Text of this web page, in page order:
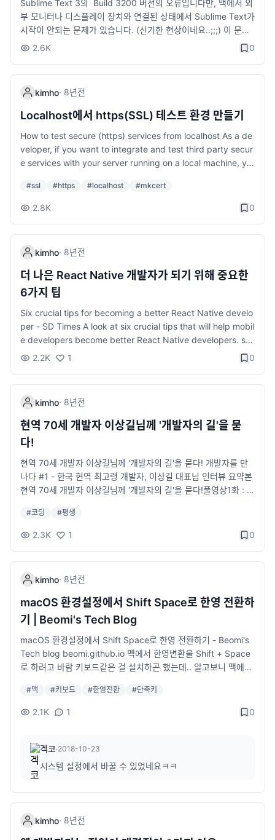
요청해보세요. 10. 사이버 보안: 안전한 코드는 기본 요즘 해킹 뉴
스 많이 보셨죠? 보안은 개발자라면 꼭 알아야 할 기본 소양이에
요. SQL 인젝션, XSS 같은 보안 위협을 이해하고 예방하는 방법
을 배우세요. JWT는 사용자가 로그인할 때 인증 정보를 서버 대신
자주 나오는 개념이라 알아두면 큰 도움이 됩니다. 해볼 만한 보안
프로젝트 Node.js로 JWT 인증 시스템을 만들어보세요. 로그인,
토큰 발급, 검증 기능을 추가해보세요. 결론 기술 트렌드는 빠르게
변하고 있지만, 중요한 건 꾸준히 배우고 적용해보는 거예요. 한 번
요. 기술을 익히는 즐거움은 해본 사람만 아는 법이니까요. 지금 바
로 시작해보세요!
수정할 수 있는 소프트웨어를 뜻해요. 대표적인 예로는 리눅스, 워
드프레스, 그리고 OpenAI의 GPT 모델 등이 있어요. 오픈소스를
활용한 성공 사례 스타트업: 초기 비용을 줄이기 위해 오픈소스를
활용. 커뮤니티: 개발자 커뮤니티는 오픈소스에 호의적이기 때문
도를 높임. 마케터가 홍보한다면? "우리 서비스는 최신 오픈소스
기술을 사용해 빠르고 유연한 솔루션을 제공합니다." 그래서 마케
터도 개발 트렌드를 이해하면 업무에 큰 도움이 됩니다. API, 클라
니스에서 중요한 요소예요. 이러한 개념을 알면 홍보 메시지를 더
정확하고 효과적으로 전달할 수 있어요. 요컨대, 개발 트렌드는 단
순한 기술 이상의 의미를 가집니다. 이를 적절히 활용하면 마케팅
과 마케팅은 함께 성장할 때 더 큰 성과를 낼 수 있습니다!
Sublime Text 3의 Build 3200 버전의 오류입니다만, 맥에서 외
부 모니터나 디스플레이 장치와 연결된 상태에서 Sublime Text가
시작이 안되는 문제가 있습니다. (신기한 현상이네요..;;;) 이 문제
를 해결하려면 Sublime Text의 gpu_window_buffer 설정 값을
rences.sublime-settings 라는 파일을 만듭니다. /Users/[맥사
용자계정]/Library/Application Support/Sublime Text 3/Pac
kages/User/Preferences.sublime-settings 그런 다음 아래와
같이 설정을 추가합니다. { "gpu_window_buffer": false, } 혹은,
이미 설정 파일에 다른 설정들이 있다면 아래와 같이 하단쯤에 gp
u_window_buffer를 추가합니다. { "auto_complete_triggers":
[ { "characters": ".", "selector": "source.js" } ], "color_sche
e": 16, "ignored_packages": [ "ConvertToUTF8", "Javascri
pt", "Vintage" ], "gpu_window_buffer": false, } 파일을 저장
니다.
2.6K 0
kimho· 8년전
Localhost에서 https(SSL) 테스트 환경 만들기
How to test secure (https) services from localhost As a de
veloper, if you want to integrate and test third party secur
e services with your server running on a local machine, yo
환경 구축하려고 이거저거 시도해봤는데 이 방법이 제일 잘 되는
것 같네요^^ mkcert라는 툴을 이용해서 구축하는 방법입니다.
#ssl #https #localhost #mkcert
2.8K 0
kimho· 8년전
더 나은 React Native 개발자가 되기 위해 중요한
6가지 팁
Six crucial tips for becoming a better React Native develo
per - SD Times A look at six crucial tips that will help mobil
e developers become better React Native developers. sdt
imes.com 뭐 대략 이런 내용인 것 같습니다. (React Native로
라. React Native 버전 업그레이드를 주의해서 잘 해라. 성능향상
을 위한다면 이미지나 리소스 파일에 신경쓰라. 앱 파일 크기가 너
무 커지지 않게 신경쓰라. 필요할땐 네이티브 코드를 직접 건드는
걸 두려워하지 마라.
2.2K 1 0
kimho· 8년전
현역 70세 개발자 이상길님께 '개발자의 길'을 묻
다!
현역 70세 개발자 이상길님께 '개발자의 길'을 묻다! 개발자를 만
나다 #1 - 한국 현역 최고령 개발자, 이상길 대표님 인터뷰 요약본
현역 70세 개발자 이상길님께 '개발자의 길'을 묻다!풀영상1화 : ht
YJWfO8 www.youtube.com 동감합니다~ 숲을 봐야^^
#코딩 #평생
2.3K 1 0
kimho· 8년전
macOS 환경설정에서 Shift Space로 한영 전환하
기 | Beomi's Tech Blog
macOS 환경설정에서 Shift Space로 한영 전환하기 - Beomi's
Tech blog beomi.github.io 맥에서 한영변환을 Shift + Space
로 하려고 바람 키보드같은 걸 설치하곤 했는데.. 알고보니 맥에서
#맥 #키보드 #한영전환 #단축키
2.1K 1 0
겍코 ·2018-10-23
시스템 설정에서 바꿀 수 있었네요ㅋㅋ
kimho· 8년전